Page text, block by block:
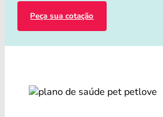
Peça sua cotação